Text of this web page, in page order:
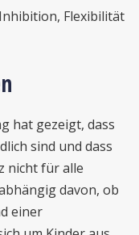
Flexibilität
hat gezeigt, dass
sind und dass
nicht für alle
davon, ob
einer